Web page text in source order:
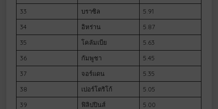
33 บราซิล
5.91
34
อิหร่าน
5.87
35
โคลัมเบีย
5.63
36
กัมพูชา
5.45
37
จอร์แดน
5.35
38
เปอร์โตริโก้
5.05
39
ฟิลิปปินส์
5.00